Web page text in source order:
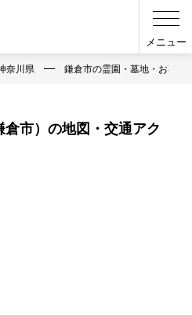
メニュー
奈川県 鎌倉市の霊園・墓地・お墓
市）の地図・交通アク